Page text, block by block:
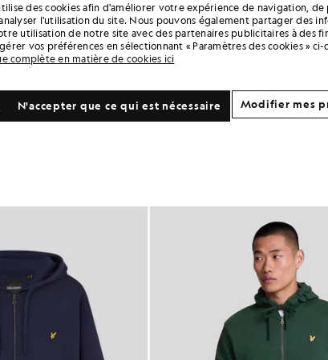
des cookies afin d'améliorer votre expérience de navigation, de
l'utilisation du site. Nous pouvons également partager des
utilisation de notre site avec des partenaires publicitaires à des
vos préférences en sélectionnant « Paramètres des cookies » ci-
complète en matière de cookies ici
N'accepter que ce qui est nécessaire Modifier mes